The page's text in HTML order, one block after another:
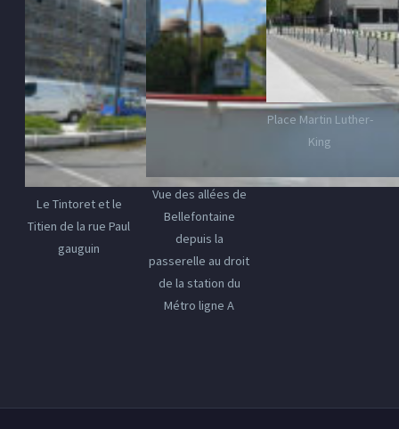
Le Tintoret et le
Titien de la rue Paul
gauguin
Vue des allées de
Bellefontaine
depuis la
passerelle au droit
de la station du
Métro ligne A
Place Martin Luther-
King